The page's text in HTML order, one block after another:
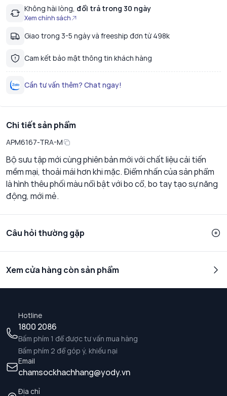
Không hài lòng, đổi trả trong 30 ngày
Xem chính sách
Giao trong 3-5 ngày và freeship đơn từ 498k
Cam kết bảo mật thông tin khách hàng
Cần tư vấn thêm? Chat ngay!
Chi tiết sản phẩm
APM6167-TRA-M
Bộ sưu tập mới cùng phiên bản mới với chất liệu cải tiến
mềm mại, thoải mái hơn khi mặc. Điểm nhấn của sản phẩm
là hình thêu phối màu nổi bật với bo cổ, bo tay tạo sự năng
động, mới mẻ.
Câu hỏi thường gặp
Xem cửa hàng còn sản phẩm
Hotline
1800 2086
Bấm phím 1 để được tư vấn mua hàng
Bấm phím 2 để góp ý, khiếu nại
Email
chamsockhachhang@yody.vn
Địa chỉ